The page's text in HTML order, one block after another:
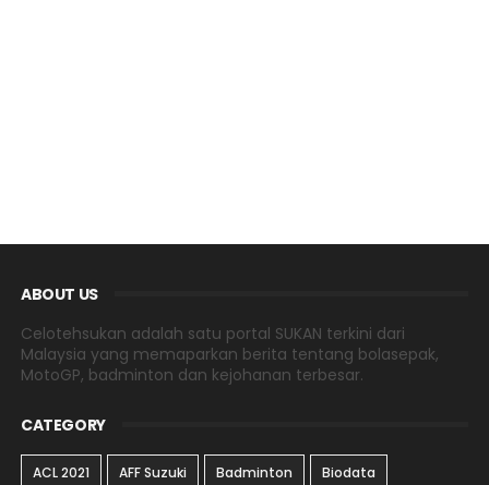
ABOUT US
Celotehsukan adalah satu portal SUKAN terkini dari
Malaysia yang memaparkan berita tentang bolasepak,
MotoGP, badminton dan kejohanan terbesar.
CATEGORY
ACL 2021 AFF Suzuki Badminton Biodata